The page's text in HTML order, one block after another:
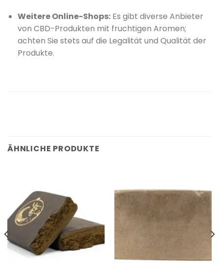
Weitere Online-Shops: Es gibt diverse Anbieter
von CBD-Produkten mit fruchtigen Aromen;
achten Sie stets auf die Legalität und Qualität der
Produkte.
ÄHNLICHE PRODUKTE